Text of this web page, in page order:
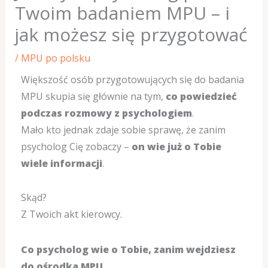
Twoim badaniem MPU – i
jak możesz się przygotować
/ MPU po polsku
Większość osób przygotowujących się do badania
MPU skupia się głównie na tym, co powiedzieć
podczas rozmowy z psychologiem.
Mało kto jednak zdaje sobie sprawę, że zanim
psycholog Cię zobaczy – on wie już o Tobie
wiele informacji.
Skąd?
Z Twoich akt kierowcy.
Co psycholog wie o Tobie, zanim wejdziesz